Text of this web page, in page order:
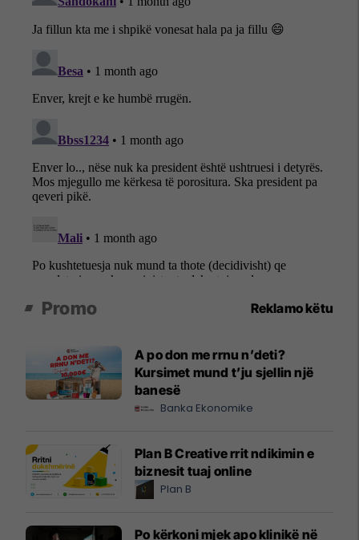
Promo Reklamo këtu
A po don me rrnu n’deti?
Kursimet mund t’ju sjellin një
banesë
Banka Ekonomike
Plan B Creative rrit ndikimin e
biznesit tuaj online
Plan B
Po kërkoni mjek apo klinikë në